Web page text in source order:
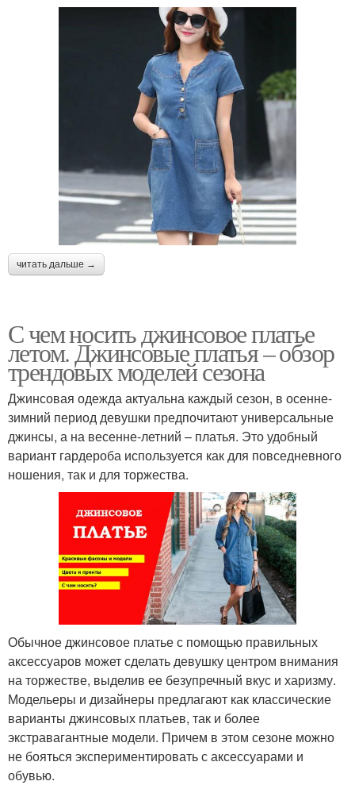
читать дальше →
С чем носить джинсовое платье
летом. Джинсовые платья – обзор
трендовых моделей сезона
Джинсовая одежда актуальна каждый сезон, в осенне-
зимний период девушки предпочитают универсальные
джинсы, а на весенне-летний – платья. Это удобный
вариант гардероба используется как для повседневного
ношения, так и для торжества.
Обычное джинсовое платье с помощью правильных
аксессуаров может сделать девушку центром внимания
на торжестве, выделив ее безупречный вкус и харизму.
Модельеры и дизайнеры предлагают как классические
варианты джинсовых платьев, так и более
экстравагантные модели. Причем в этом сезоне можно
не бояться экспериментировать с аксессуарами и
обувью.